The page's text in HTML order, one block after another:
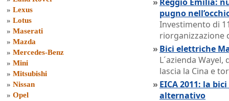
» Lexus
» Lotus
» Maserati
» Mazda
» Mercedes-Benz
» Mini
» Mitsubishi
» Nissan
» Opel
pugno
Investimento di
riorganizzazione
» Bici elettriche
L´azienda
lascia la Cina e
» EICA 2011: la
alternativo